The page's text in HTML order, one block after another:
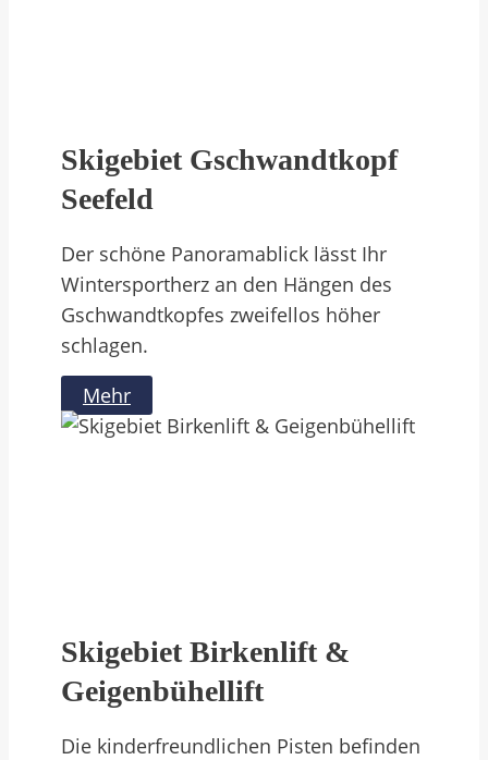
Skigebiet Gschwandtkopf
Seefeld
Der schöne Panoramablick lässt Ihr
Wintersportherz an den Hängen des
Gschwandtkopfes zweifellos höher
schlagen.
Mehr
Skigebiet Birkenlift &
Geigenbühellift
Die kinderfreundlichen Pisten befinden